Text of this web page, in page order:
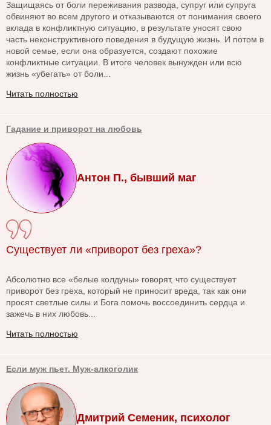
Защищаясь от боли переживания развода, супруг или супруга
обвиняют во всем другого и отказываются от понимания своего
вклада в конфликтную ситуацию, в результате уносят свою
часть неконструктивного поведения в будущую жизнь. И потом в
новой семье, если она образуется, создают похожие
конфликтные ситуации. В итоге человек вынужден или всю
жизнь «убегать» от боли...
Читать полностью
Гадание и приворот на любовь
Антон П., бывший маг
Существует ли «приворот без греха»?
Абсолютно все «белые колдуны» говорят, что существует
приворот без греха, который не приносит вреда, так как они
просят светлые силы и Бога помочь воссоединить сердца и
зажечь в них любовь...
Читать полностью
Если муж пьет. Муж-алкоголик
Дмитрий Семеник, психолог